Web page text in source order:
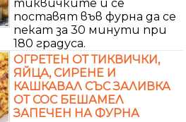
тиквичките и се
поставят във фурна да се
пекат за 30 минути при
180 градуса.
ОГРЕТЕН ОТ ТИКВИЧКИ,
ЯЙЦА, СИРЕНЕ И
КАШКАВАЛ СЪС ЗАЛИВКА
ОТ СОС БЕШАМЕЛ
ЗАПЕЧЕН НА ФУРНА